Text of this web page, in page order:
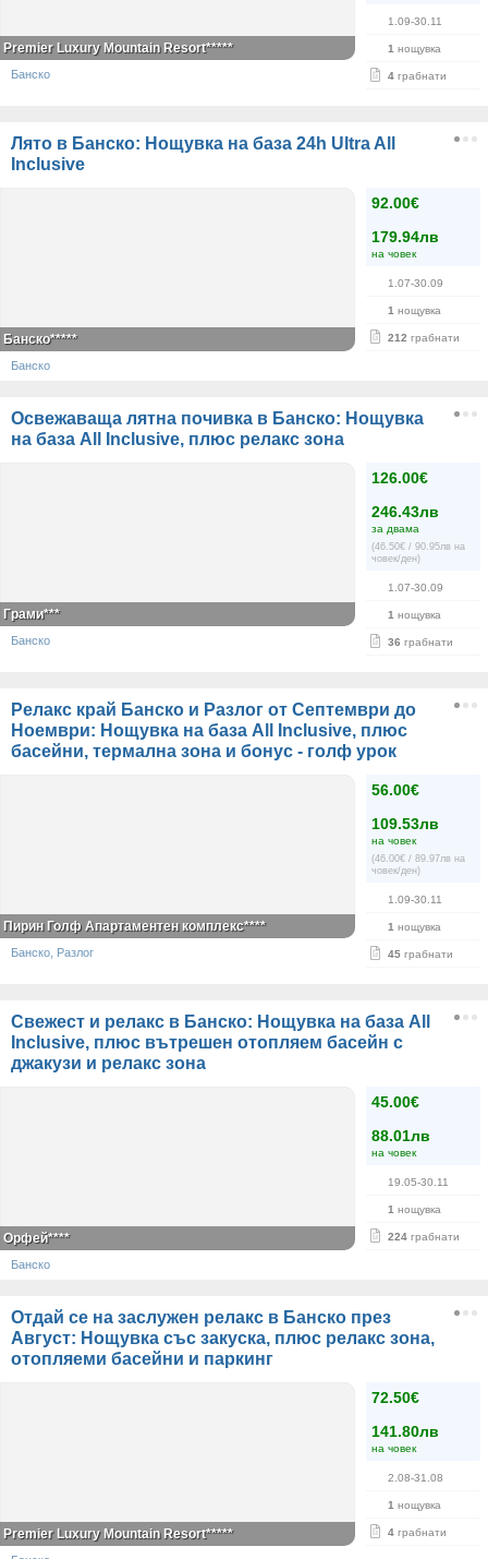
1.09-30.11
1 нощувка
4 грабнати
Premier Luxury Mountain Resort*****
Банско
Лято в Банско: Нощувка на база 24h Ultra All
Inclusive
92.00€
179.94лв
на човек
1.07-30.09
1 нощувка
212 грабнати
Банско*****
Банско
Освежаваща лятна почивка в Банско: Нощувка
на база All Inclusive, плюс релакс зона
126.00€
246.43лв
за двама
(46.50€ / 90.95лв на
човек/ден)
1.07-30.09
1 нощувка
36 грабнати
Грами***
Банско
Релакс край Банско и Разлог от Септември до
Ноември: Нощувка на база All Inclusive, плюс
басейни, термална зона и бонус - голф урок
56.00€
109.53лв
на човек
(46.00€ / 89.97лв на
човек/ден)
1.09-30.11
1 нощувка
45 грабнати
Пирин Голф Апартаментен комплекс****
Банско, Разлог
Свежест и релакс в Банско: Нощувка на база All
Inclusive, плюс вътрешен отопляем басейн с
джакузи и релакс зона
45.00€
88.01лв
на човек
19.05-30.11
1 нощувка
224 грабнати
Орфей****
Банско
Отдай се на заслужен релакс в Банско през
Август: Нощувка със закуска, плюс релакс зона,
отопляеми басейни и паркинг
72.50€
141.80лв
на човек
2.08-31.08
1 нощувка
4 грабнати
Premier Luxury Mountain Resort*****